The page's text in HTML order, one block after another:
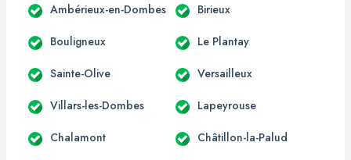
Ambérieux-en-Dombes Birieux
Bouligneux Le Plantay
Sainte-Olive Versailleux
Villars-les-Dombes Lapeyrouse
Chalamont Châtillon-la-Palud